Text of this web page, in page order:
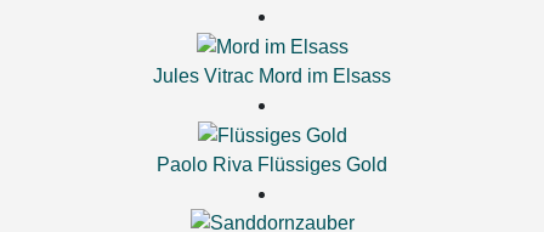
Jules Vitrac Mord im Elsass
Paolo Riva Flüssiges Gold